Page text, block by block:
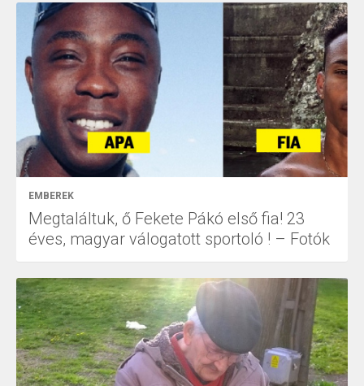
EMBEREK
Megtaláltuk, ő Fekete Pákó első fia! 23
éves, magyar válogatott sportoló ! – Fotók